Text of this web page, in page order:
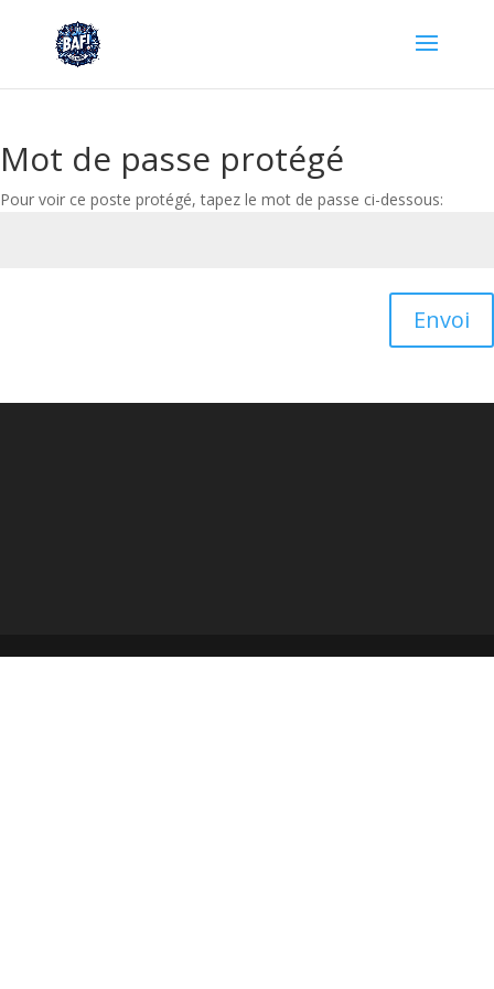
Mot de passe protégé
Pour voir ce poste protégé, tapez le mot de passe ci-dessous:
Envoi